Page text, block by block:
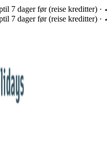
7 dager før (reise kreditter)
7 dager før (reise kreditter)